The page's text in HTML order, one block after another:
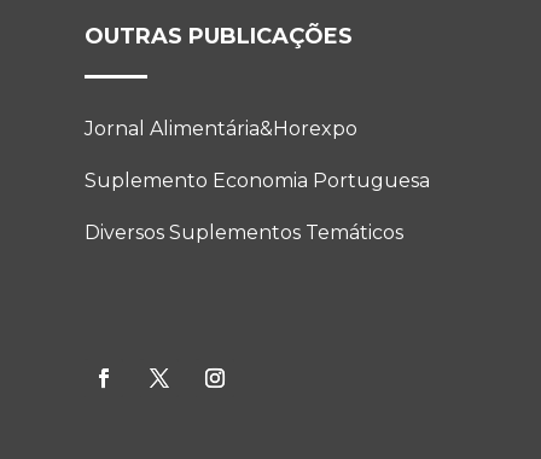
OUTRAS PUBLICAÇÕES
Jornal Alimentária&Horexpo
Suplemento Economia Portuguesa
Diversos Suplementos Temáticos